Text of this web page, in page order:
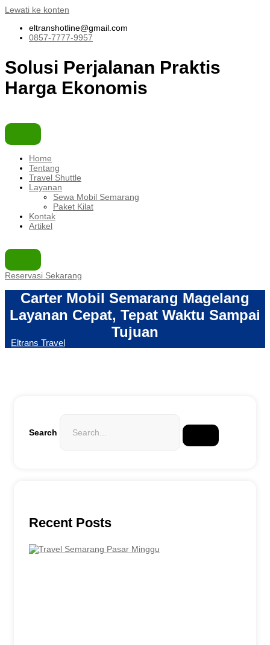
Lewati ke konten
eltranshotline@gmail.com
0857-7777-9957
Solusi Perjalanan Praktis
Harga Ekonomis
Home
Tentang
Travel Shuttle
Layanan
Sewa Mobil Semarang
Paket Kilat
Kontak
Artikel
Reservasi Sekarang
Carter Mobil Semarang Magelang
Layanan Cepat, Tepat Waktu Sampai
Tujuan
Eltrans Travel
Search
Recent Posts